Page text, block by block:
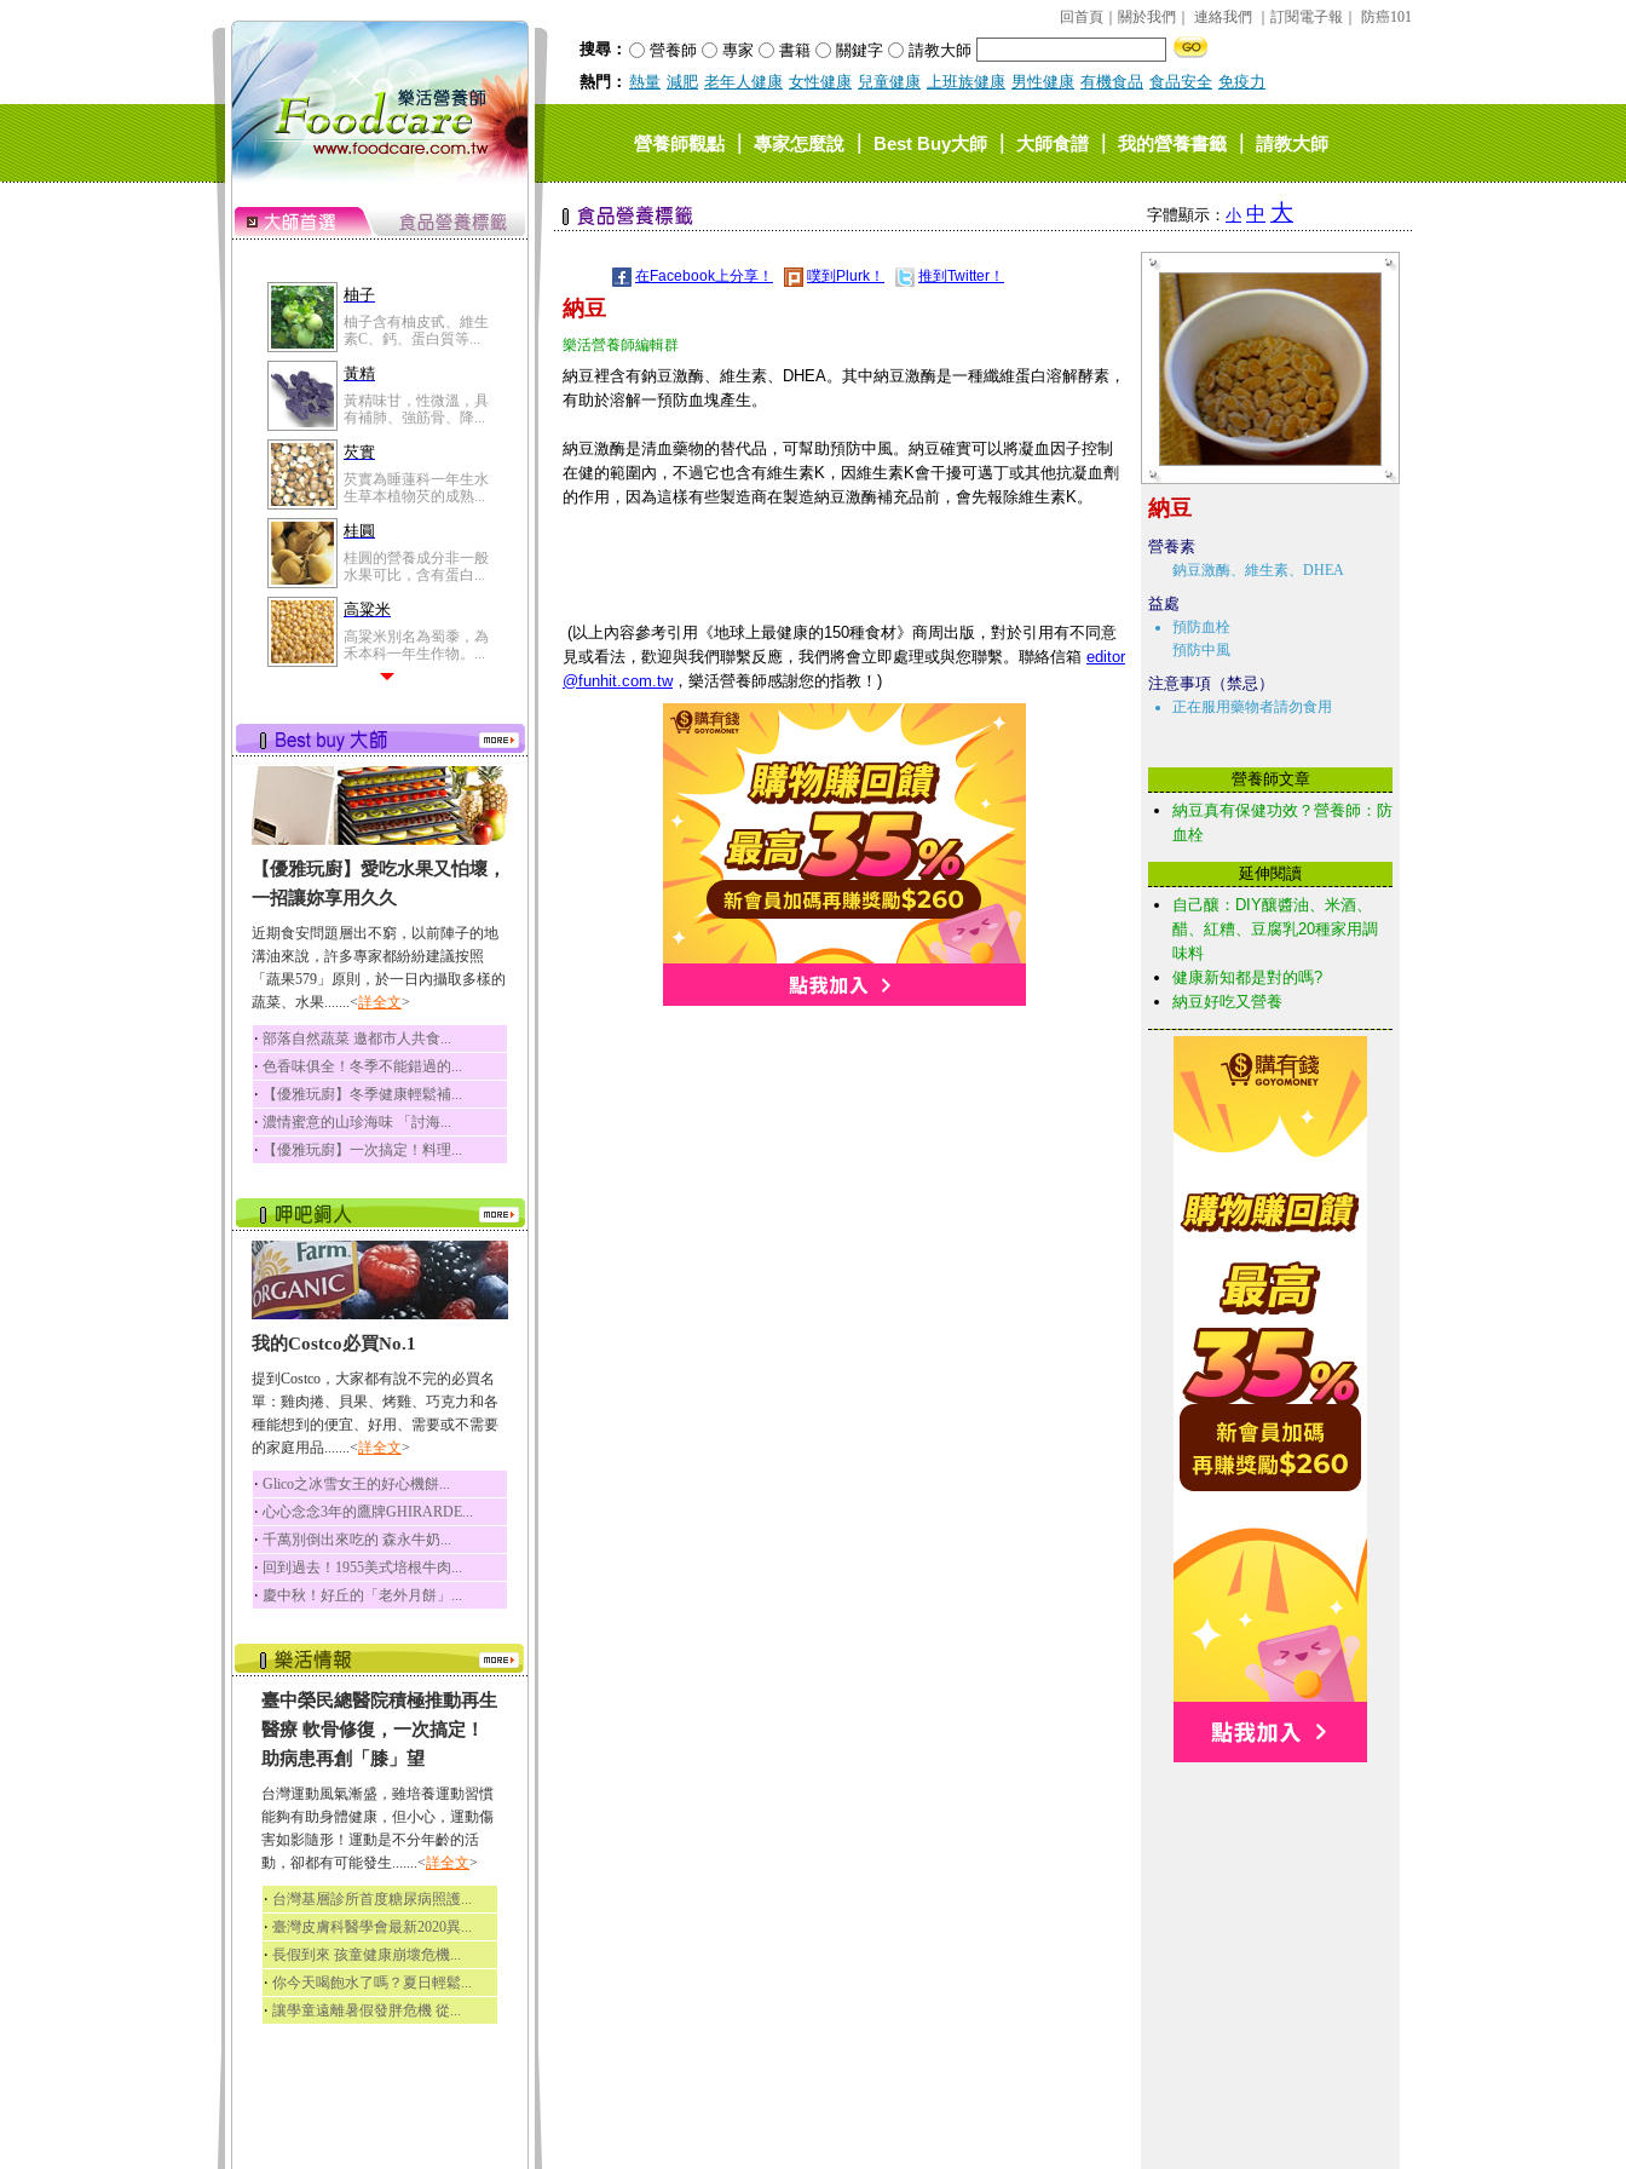
回首頁 關於我們 連絡我們 訂閱電子報 防癌101
搜尋： 營養師 專家 書籍 關鍵字
請教大師
熱門： 熱量 減肥 老年人健康 女性健康 兒童健康 上班族健康 男性健康 有機食品 食品安全 免疫力
營養師觀點｜專家怎麼說｜Best Buy大師｜大師食譜｜我的營養書籤｜請教大師
柚子
柚子含有柚皮甙、維生
素C、鈣、蛋白質等...
黃精
黃精味甘，性微溫，具
有補肺、強筋骨、降...
芡實
芡實為睡蓮科一年生水
生草本植物芡的成熟...
桂圓
桂圓的營養成分非一般
水果可比，含有蛋白...
高粱米
高粱米別名為蜀黍，為
禾本科一年生作物。...
有蛋白質、脂肪、磷...
鮪魚
鮪魚肚肉中的不飽和脂
肪酸內富含EPA和DH...
韭菜
韭菜所含的膳食纖維能
幫助消化與通便；揮...
冬瓜
冬瓜營養價值高，鈉含
量極低是水腫病人的...
豆豉
豆豉裡頭含有營養的蛋
白質、脂肪、鈣、磷...
榛果
榛果裡所含的營養素有
蛋白質、脂肪、醣類...
迷迭香
酸、迷迭香酸、植物...
咖啡
咖啡中的咖啡因會刺激
中樞神經系統，特別...
椰子
椰子含有糖類、脂肪、
荔枝
荔枝性質溫和所含的營
養素有醣類、檸檬酸...
五味子
五味子性質溫熱所含營
養成分有揮發油、檸...
草魚
草魚含有維生素A、維生
素C、及豐富的蛋白...
【優雅玩廚】愛吃水果又怕壞，
一招讓妳享用久久
近期食安問題層出不窮，以前陣子的地
溝油來說，許多專家都紛紛建議按照
「蔬果579」原則，於一日內攝取多樣的
蔬菜、水果.......<詳全文>
‧ 部落自然蔬菜 邀都市人共食...
‧ 色香味俱全！冬季不能錯過的...
‧ 【優雅玩廚】冬季健康輕鬆補...
‧ 濃情蜜意的山珍海味 「討海...
‧ 【優雅玩廚】一次搞定！料理...
我的Costco必買No.1
提到Costco，大家都有說不完的必買名
單：雞肉捲、貝果、烤雞、巧克力和各
種能想到的便宜、好用、需要或不需要
的家庭用品.......<詳全文>
‧ Glico之冰雪女王的好心機餅...
‧ 心心念念3年的鷹牌GHIRARDE...
‧ 千萬別倒出來吃的 森永牛奶...
‧ 回到過去！1955美式培根牛肉...
‧ 慶中秋！好丘的「老外月餅」...
臺中榮民總醫院積極推動再生
醫療 軟骨修復，一次搞定！
助病患再創「膝」望
台灣運動風氣漸盛，雖培養運動習慣
能夠有助身體健康，但小心，運動傷
害如影隨形！運動是不分年齡的活
動，卻都有可能發生.......<詳全文>
‧ 台灣基層診所首度糖尿病照護...
‧ 臺灣皮膚科醫學會最新2020異...
‧ 長假到來 孩童健康崩壞危機...
‧ 你今天喝飽水了嗎？夏日輕鬆...
‧ 讓學童遠離暑假發胖危機 從...
字體顯示： 小 中 大
在Facebook上分享！ 噗到Plurk！ 推到Twitter！
納豆
樂活營養師編輯群
納豆裡含有鈉豆激酶、維生素、DHEA。其中納豆激酶是一種纖維蛋白溶解酵素，
有助於溶解一預防血塊產生。
納豆激酶是清血藥物的替代品，可幫助預防中風。納豆確實可以將凝血因子控制
在健的範圍內，不過它也含有維生素K，因維生素K會干擾可邁丁或其他抗凝血劑
的作用，因為這樣有些製造商在製造納豆激酶補充品前，會先報除維生素K。
(以上內容參考引用《地球上最健康的150種食材》商周出版，對於引用有不同意
見或看法，歡迎與我們聯繫反應，我們將會立即處理或與您聯繫。聯絡信箱 editor
@funhit.com.tw，樂活營養師感謝您的指教！)
納豆
營養素
鈉豆激酶、維生素、DHEA
益處
預防血栓
預防中風
注意事項（禁忌）
正在服用藥物者請勿食用
營養師文章
納豆真有保健功效？營養師：防
血栓
延伸閱讀
自己釀：DIY釀醬油、米酒、
醋、紅糟、豆腐乳20種家用調
味料
健康新知都是對的嗎?
納豆好吃又營養